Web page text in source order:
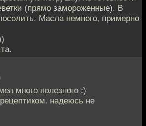
(прямо замороженные). В
Масла немного, примерно
много полезного :)
надеюсь не